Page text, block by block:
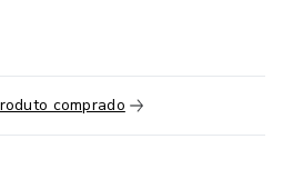
comprado